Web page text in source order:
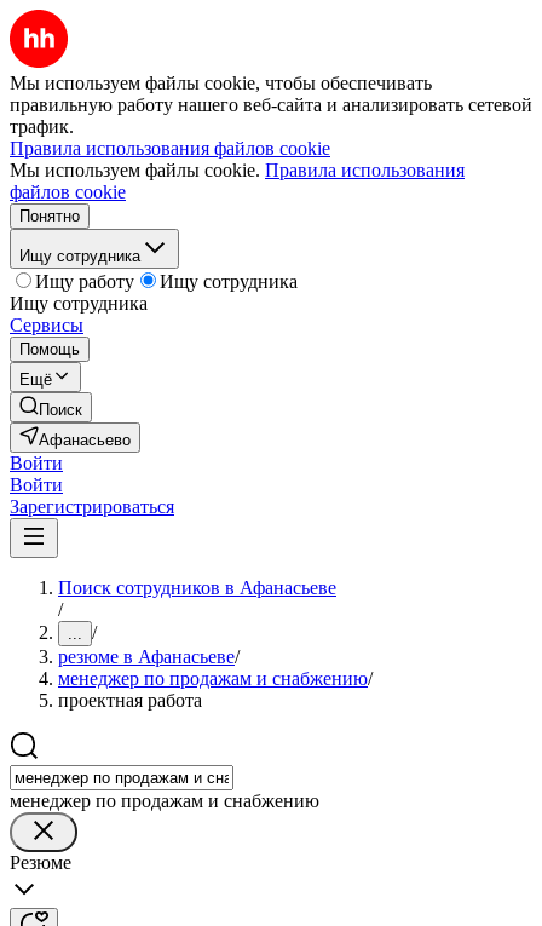
Мы используем файлы cookie, чтобы обеспечивать
правильную работу нашего веб-сайта и анализировать сетевой
трафик.
Правила использования файлов cookie
Мы используем файлы cookie. Правила использования
файлов cookie
Понятно
Ищу сотрудника
Ищу работу
Ищу сотрудника
Ищу сотрудника
Сервисы
Помощь
Ещё
Поиск
Афанасьево
Войти
Войти
Зарегистрироваться
Поиск сотрудников в Афанасьеве
/
... /
резюме в Афанасьеве/
менеджер по продажам и снабжению/
проектная работа
менеджер по продажам и снабжению
Резюме